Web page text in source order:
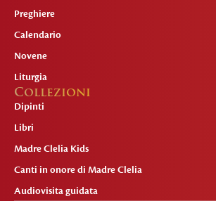
Preghiere
Calendario
Novene
Liturgia
Collezioni
Dipinti
Libri
Madre Clelia Kids
Canti in onore di Madre Clelia
Audiovisita guidata